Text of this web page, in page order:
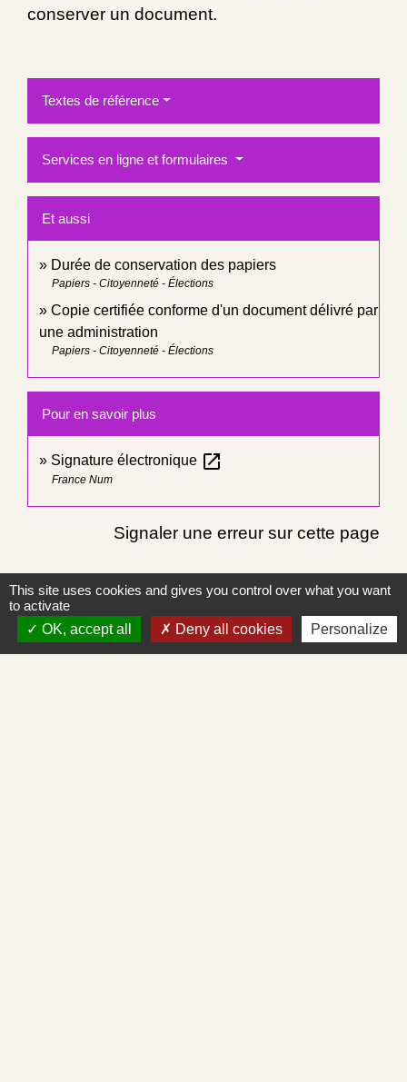
conserver un document.
Textes de référence
Services en ligne et formulaires
Et aussi
Durée de conservation des papiers
Papiers - Citoyenneté - Élections
Copie certifiée conforme d'un document délivré par
une administration
Papiers - Citoyenneté - Élections
Pour en savoir plus
Signature électronique open_in_new
France Num
Signaler une erreur sur cette page
Contacts
This site uses cookies and gives you control over what you want
to activate
OK, accept all
Deny all cookies Personalize